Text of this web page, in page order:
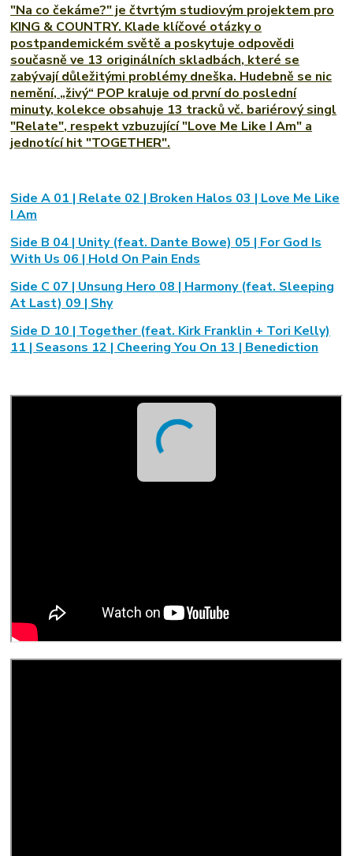
"Na co čekáme?" je čtvrtým studiovým projektem pro
KING & COUNTRY. Klade klíčové otázky o
postpandemickém světě a poskytuje odpovědi
současně ve 13 originálních skladbách, které se
zabývají důležitými problémy dneška. Hudebně se nic
nemění, „živý“ POP kraluje od první do poslední
minuty, kolekce obsahuje 13 tracků vč. bariérový singl
"Relate", respekt vzbuzující "Love Me Like I Am" a
jednotící hit "TOGETHER".
Side A 01 | Relate 02 | Broken Halos 03 | Love Me Like
I Am
Side B 04 | Unity (feat. Dante Bowe) 05 | For God Is
With Us 06 | Hold On Pain Ends
Side C 07 | Unsung Hero 08 | Harmony (feat. Sleeping
At Last) 09 | Shy
Side D 10 | Together (feat. Kirk Franklin + Tori Kelly)
11 | Seasons 12 | Cheering You On 13 | Benediction